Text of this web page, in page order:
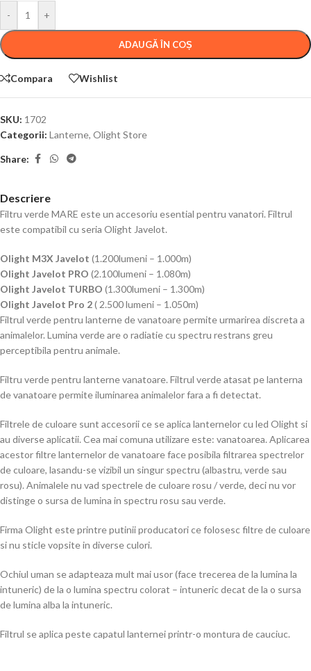
- +
ADAUGĂ ÎN COȘ
Compara Wishlist
SKU: 1702
Categorii: Lanterne, Olight Store
Share:
Descriere
Filtru verde MARE este un accesoriu esential pentru vanatori. Filtrul
este compatibil cu seria Olight Javelot.
Olight M3X Javelot (1.200lumeni – 1.000m)
Olight Javelot PRO (2.100lumeni – 1.080m)
Olight Javelot TURBO (1.300lumeni – 1.300m)
Olight Javelot Pro 2( 2.500 lumeni – 1.050m)
Filtrul verde pentru lanterne de vanatoare permite urmarirea discreta a
animalelor. Lumina verde are o radiatie cu spectru restrans greu
perceptibila pentru animale.
Filtru verde pentru lanterne vanatoare. Filtrul verde atasat pe lanterna
de vanatoare permite iluminarea animalelor fara a fi detectat.
Filtrele de culoare sunt accesorii ce se aplica lanternelor cu led Olight si
au diverse aplicatii. Cea mai comuna utilizare este: vanatoarea. Aplicarea
acestor filtre lanternelor de vanatoare face posibila filtrarea spectrelor
de culoare, lasandu-se vizibil un singur spectru (albastru, verde sau
rosu). Animalele nu vad spectrele de culoare rosu / verde, deci nu vor
distinge o sursa de lumina in spectru rosu sau verde.
Firma Olight este printre putinii producatori ce folosesc filtre de culoare
si nu sticle vopsite in diverse culori.
Ochiul uman se adapteaza mult mai usor (face trecerea de la lumina la
intuneric) de la o lumina spectru colorat – intuneric decat de la o sursa
de lumina alba la intuneric.
Filtrul se aplica peste capatul lanternei printr-o montura de cauciuc.